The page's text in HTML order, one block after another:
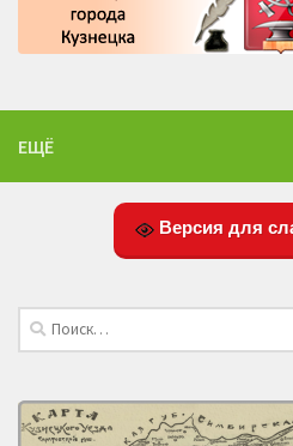
ЕЩЁ
Версия для
Найти: